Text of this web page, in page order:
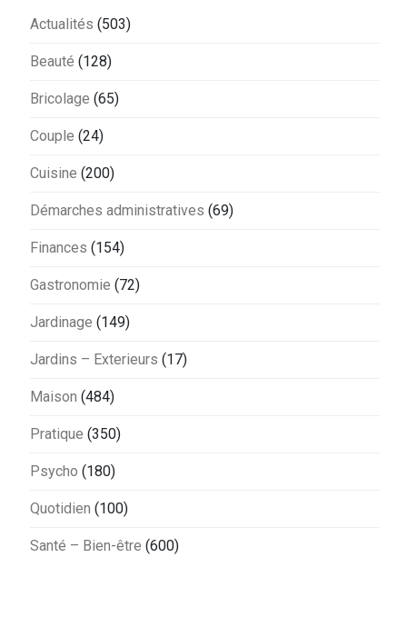
Actualités (503)
Beauté (128)
Bricolage (65)
Couple (24)
Cuisine (200)
Démarches administratives (69)
Finances (154)
Gastronomie (72)
Jardinage (149)
Jardins – Exterieurs (17)
Maison (484)
Pratique (350)
Psycho (180)
Quotidien (100)
Santé – Bien-être (600)